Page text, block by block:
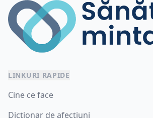
LINKURI RAPIDE
Cine ce face
Dicționar de afecțiuni